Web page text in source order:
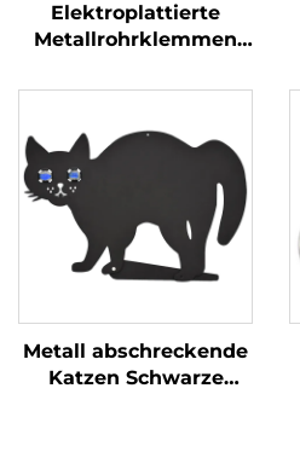
Elektroplattierte
Metallrohrklemmen
U-förmigen
Metall abschreckende
Katzen Schwarze